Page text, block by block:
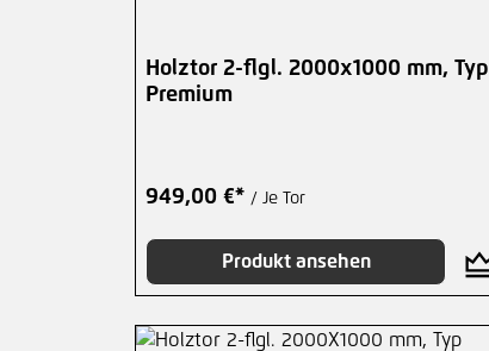
Holztor 2-flgl. 2000x1000 mm, Typ
Premium
949,00 €* / Je Tor
Produkt ansehen